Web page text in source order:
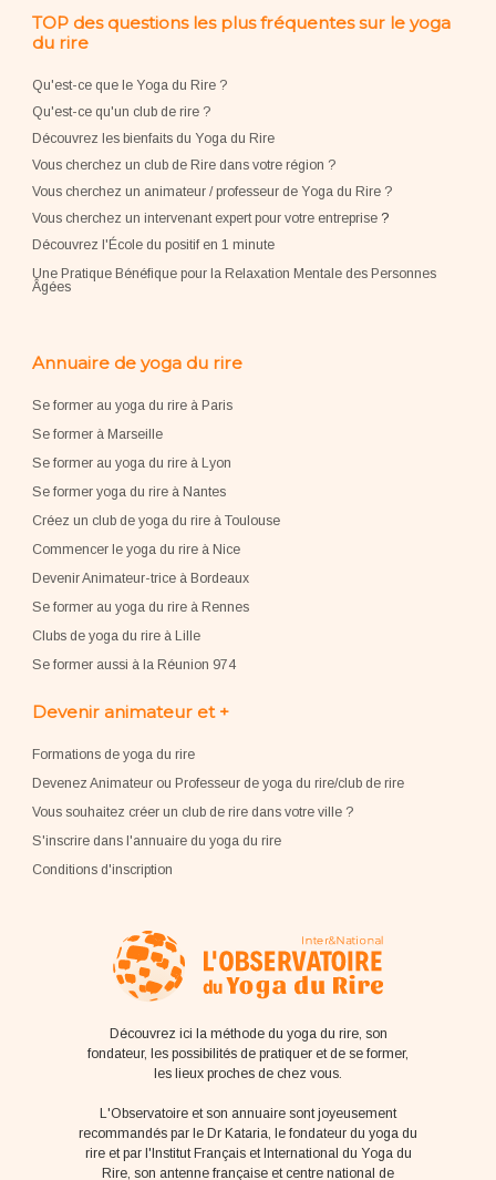
TOP des questions les plus fréquentes sur le yoga
du rire
Qu'est-ce que le Yoga du Rire ?
Qu'est-ce qu'un club de rire ?
Découvrez les bienfaits du Yoga du Rire
Vous cherchez un club de Rire dans votre région ?
Vous cherchez un animateur / professeur de Yoga du Rire ?
Vous cherchez un intervenant expert pour votre entreprise?
Découvrez l'École du positif en 1 minute
Une Pratique Bénéfique pour la Relaxation Mentale des Personnes
Âgées
Annuaire de yoga du rire
Se former au yoga du rire à Paris
Se former à Marseille
Se former au yoga du rire à Lyon
Se former yoga du rire à Nantes
Créez un club de yoga du rire à Toulouse
Commencer le yoga du rire à Nice
Devenir Animateur-trice à Bordeaux
Se former au yoga du rire à Rennes
Clubs de yoga du rire à Lille
Se former aussi à la Réunion 974
Devenir animateur et +
Formations de yoga du rire
Devenez Animateur ou Professeur de yoga du rire/club de rire
Vous souhaitez créer un club de rire dans votre ville ?
S'inscrire dans l'annuaire du yoga du rire
Conditions d'inscription
Découvrez ici la méthode du yoga du rire, son
fondateur, les possibilités de pratiquer et de se former,
les lieux proches de chez vous.
L'Observatoire et son annuaire sont joyeusement
recommandés par le Dr Kataria, le fondateur du yoga du
rire et par l'Institut Français et International du Yoga du
Rire, son antenne française et centre national de